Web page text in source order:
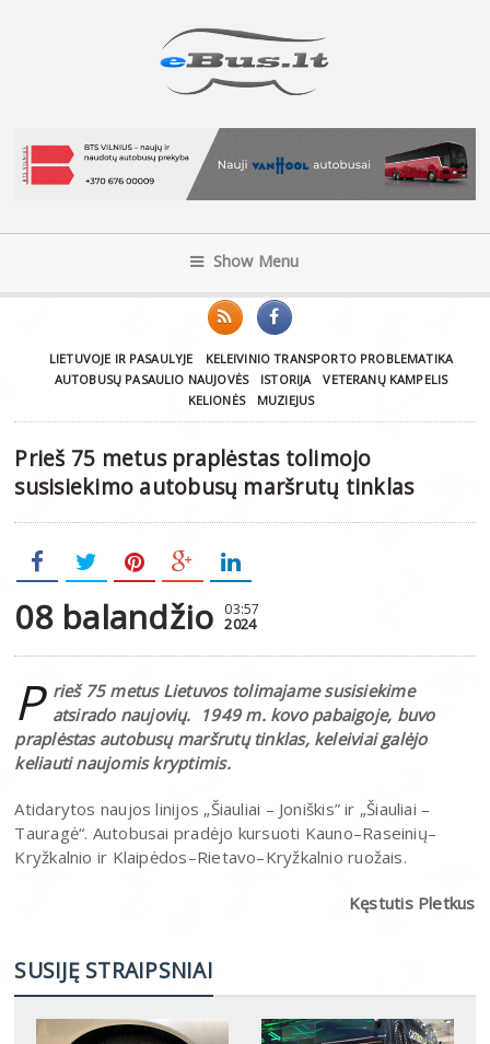
Show Menu
LIETUVOJE IR PASAULYJE
KELEIVINIO TRANSPORTO PROBLEMATIKA
AUTOBUSŲ PASAULIO NAUJOVĖS
ISTORIJA
VETERANŲ KAMPELIS
KELIONĖS
MUZIEJUS
Prieš 75 metus praplėstas tolimojo
susisiekimo autobusų maršrutų tinklas
08 balandžio 03:57
2024
P rieš 75 metus Lietuvos tolimajame susisiekime
atsirado naujovių. 1949 m. kovo pabaigoje, buvo
praplėstas autobusų maršrutų tinklas, keleiviai galėjo
keliauti naujomis kryptimis.
Atidarytos naujos linijos „Šiauliai – Joniškis” ir „Šiauliai –
Tauragė“. Autobusai pradėjo kursuoti Kauno–Raseinių–
Kryžkalnio ir Klaipėdos–Rietavo–Kryžkalnio ruožais.
Kęstutis Pletkus
SUSIJĘ STRAIPSNIAI